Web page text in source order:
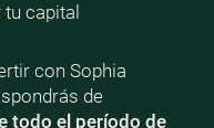
capital
con Sophia
de
todo el período de